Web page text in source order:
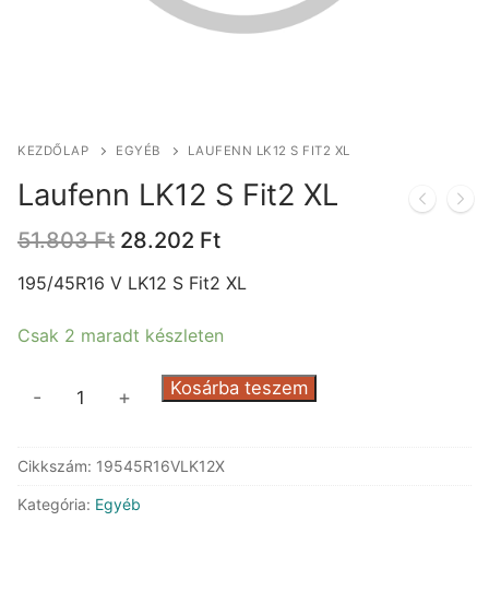
KEZDŐLAP EGYÉB LAUFENN LK12 S FIT2 XL
Laufenn LK12 S Fit2 XL
51.803Ft Original
was:
28.202 FtCurrent
is:
195/45R16 V LK12 S Fit2 XL
Csak 2 maradt készleten
Laufenn
Fit2
XL
- + Kosárba teszem
Cikkszám: 19545R16VLK12X
Kategória: Egyéb